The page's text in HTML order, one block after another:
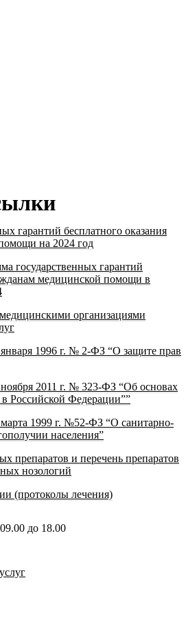
гарантий бесплатного оказания
на 2024 год
государственных гарантий
медицинской помощи в
организациями
1996 г. № 2-ФЗ “О защите прав
2011 г. № 323-ФЗ “Об основах
Российской Федерации””
1999 г. №52-ФЗ “О санитарно-
населения”
препаратов и перечень препаратов
нозологий
(протоколы лечения)
до 18.00